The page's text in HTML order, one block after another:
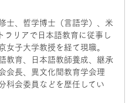
士、哲学博士（言語学）、米
ラリアで日本語教育に従事し
子大学教授を経て現職。
教育、日本語教師養成、継承
会長、異文化間教育学会理
科会委員などを歴任してい